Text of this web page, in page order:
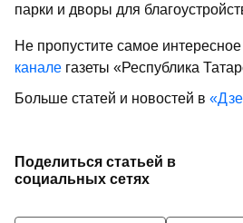
парки и дворы для
Не пропустите самое интересное
канале газеты «Республика
Больше статей и новостей в
Поделиться статьей в
социальных сетях